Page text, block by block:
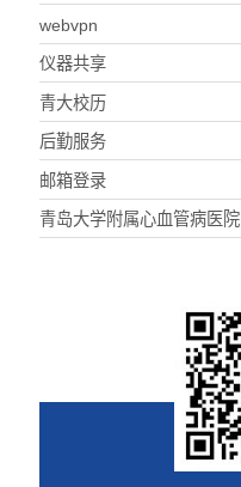
webvpn
仪器共享
青大校历
后勤服务
邮箱登录
青岛大学附属心血管病医院